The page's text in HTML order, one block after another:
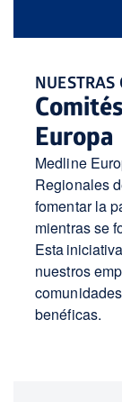
NUESTRAS
Europa
Medline
Regionales
fomentar la
mientras se
Esta
nuestros
benéficas.